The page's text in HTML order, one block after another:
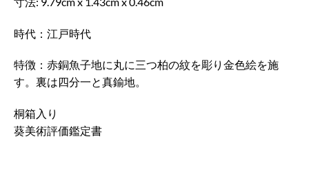
時代：江戸時代
特徴：赤銅魚子地に丸に三つ柏の紋を彫り金色絵を施
す。裏は四分一と真鍮地。
桐箱入り
葵美術評価鑑定書